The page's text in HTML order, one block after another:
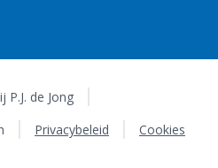
P.J. de Jong
Privacybeleid Cookies